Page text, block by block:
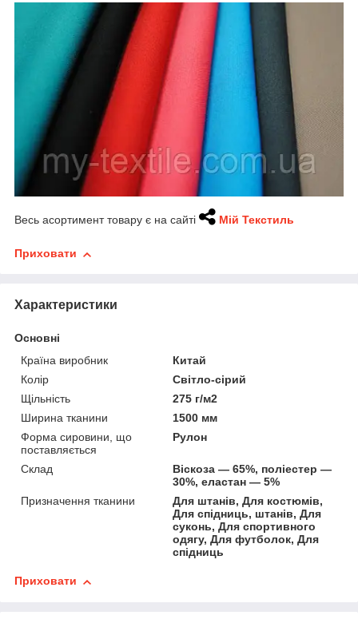
Весь асортимент товару є на сайті Мій Текстиль
Приховати
Характеристики
Основні
Країна виробник
Китай
Колір
Світло-сірий
Щільність
275 г/м2
Ширина тканини
1500 мм
Форма сировини, що
поставляється
Рулон
Склад
Віскоза — 65%, поліестер —
30%, еластан — 5%
Призначення тканини
Для штанів, Для костюмів,
Для спідниць, штанів, Для
суконь, Для спортивного
одягу, Для футболок, Для
спідниць
Приховати